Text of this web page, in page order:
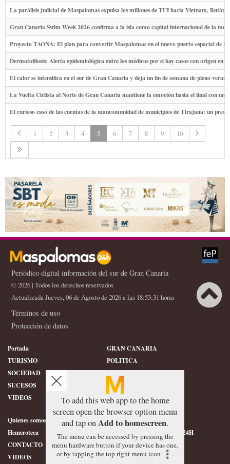
La parálisis judicial de Maspalomas expulsa los millones de TUI hacia Vietnam, Bután
Gran Canaria Swim Week 2026 confirma a la isla como capital internacional de la
Proyecto TAONA: El plan para convertir Maspalomas en el nuevo puerto espacial de
Dermatofilosis: Alerta epidemiológica entre los médicos por si hay casos con origen en
El calor se intensifica en el sur de Gran Canaria y deja un fin de semana de pleno verano
La Vuelta Ciclista al Norte de Gran Canaria mantiene la emoción hasta el final con un
El curioso caso de las cuentas de la mancomunidad de municipios de Tirajana: un
1 2 3 4 5 6 7 8 9 10
Periódico digital información del sur de Gran Canaria
© 2026 | Todos los derechos reservados
Actualizada Jueves, 06 de Agosto de 2026 a las 18:53:31 horas
Términos de uso
Protección de datos
Portada
GRAN CANARIA
TURISMO
POLITICA
SOCIEDAD
DEPORTES
SUCESOS
HISTORIA
VIDEOS
CONFIDENCIAL
Quienes somos
SERVICIOS
Hemeroteca
ÉTICA DE MASPALOMAS24H
CONTACTO
FOTOGRAFIAS
VIDEOS
To add this web app to the home
screen open the browser option menu
and tap onAdd to homescreen.
The menu can be accessed by pressing the
menu hardware button if your device has one,
or by tapping the top right menu icon
.